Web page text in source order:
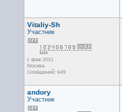
Vitaliy-Sh
Участник
с фев 2021
Москва
Сообщений: 649
andory
Участник